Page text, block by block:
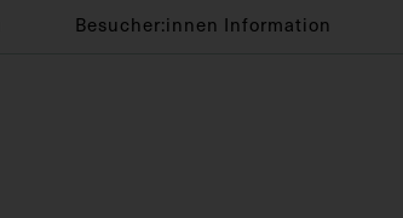
Besucher:innen Information